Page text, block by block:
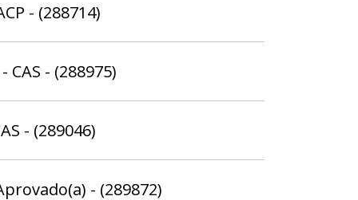
- (288714)
CAS - (288975)
- (289046)
- (289872)